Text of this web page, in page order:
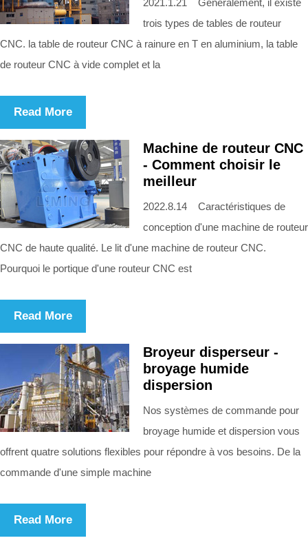
trois types de tables de routeur
CNC. la table de routeur CNC à rainure en T en aluminium, la table
de routeur CNC à vide complet et la
Read More
Machine de routeur CNC
- Comment choisir le
meilleur
2022.8.14 Caractéristiques de
conception d'une machine de routeur
CNC de haute qualité. Le lit d'une machine de routeur CNC.
Pourquoi le portique d'une routeur CNC est
Read More
Broyeur disperseur -
broyage humide
dispersion
Nos systèmes de commande pour
broyage humide et dispersion vous
offrent quatre solutions flexibles pour répondre à vos besoins. De la
commande d'une simple machine
Read More